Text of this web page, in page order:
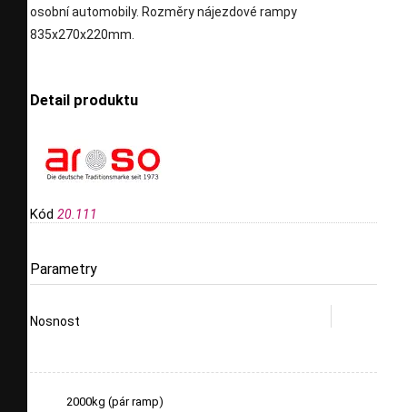
osobní automobily. Rozměry nájezdové rampy
835x270x220mm.
Detail produktu
Kód 20.111
Parametry
Nosnost
2000kg (pár ramp)